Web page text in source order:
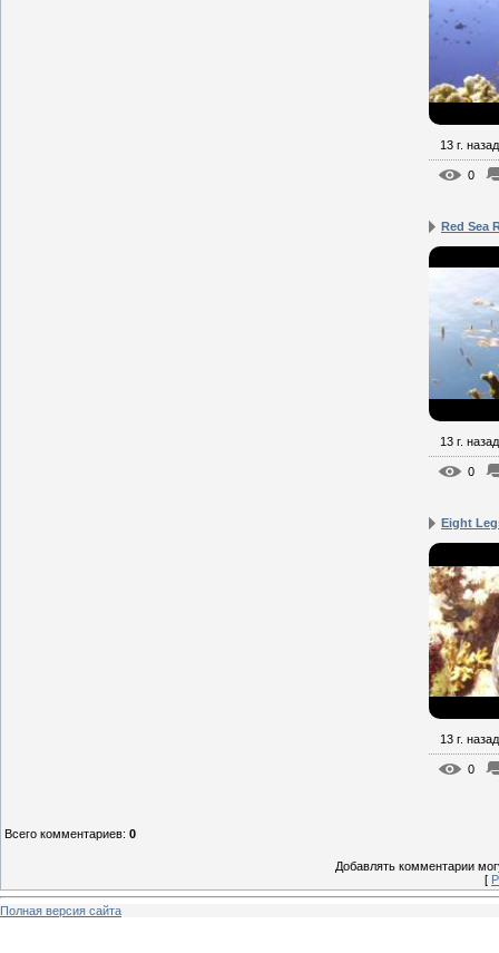
13 г. назад
0
Red Sea
13 г. назад
0
Eight
13 г. назад
0
Всего комментариев: 0
Добавлять комментарии
[
Полная версия сайта